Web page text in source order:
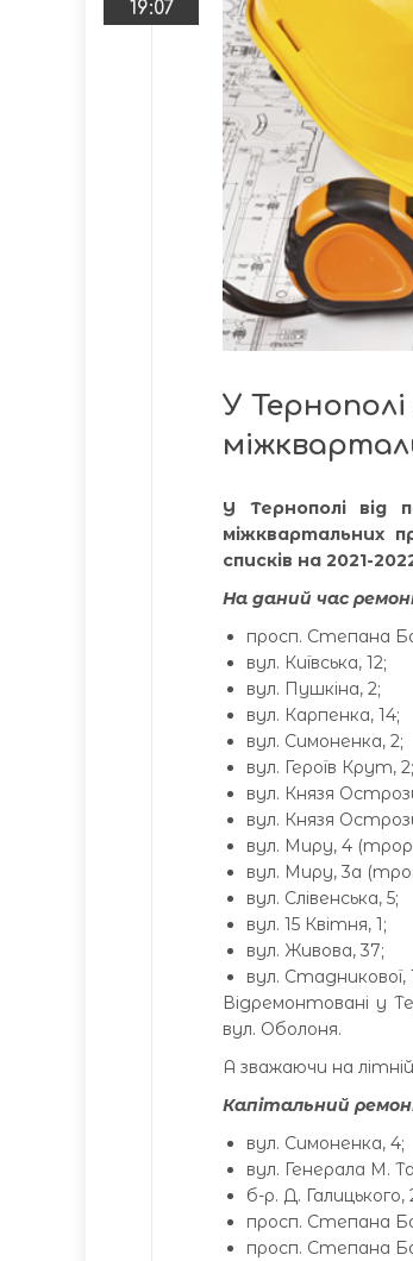
19:07
У
У Тернополі від
міжквартальних
списків на 2021-
На даний час
просп. Степана
вул. Київська, 12;
вул. Пушкіна, 2;
вул. Карпенка, 14;
вул. Симоненка, 2;
вул. Героїв Крут, 2;
вул. Князя
вул. Князя
вул. Миру, 4
вул. Миру, 3а
вул. Слівенська, 5;
вул. 15 Квітня, 1;
вул. Живова, 37;
вул. Стадникової,
Відремонтовані у
вул. Оболоня.
А зважаючи на
Капітальний
вул. Симоненка, 4;
вул. Генерала М.
б-р. Д. Галицького,
просп. Степана
просп. Степана